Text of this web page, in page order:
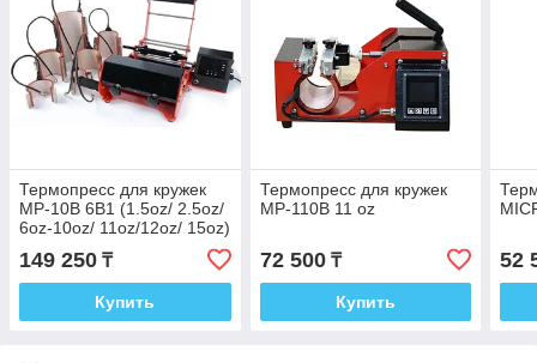
Термопресс для кружек
MP-10B 6В1 (1.5oz/ 2.5oz/
6oz-10oz/ 11oz/12oz/ 15oz)
149 250 ₸
Купить
Термопресс для кружек
MP-110B 11 oz
72 500₸
Купить
52